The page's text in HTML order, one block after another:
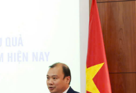
dịch: Mai Yên Thi;
đính: Trịnh Thị Thu